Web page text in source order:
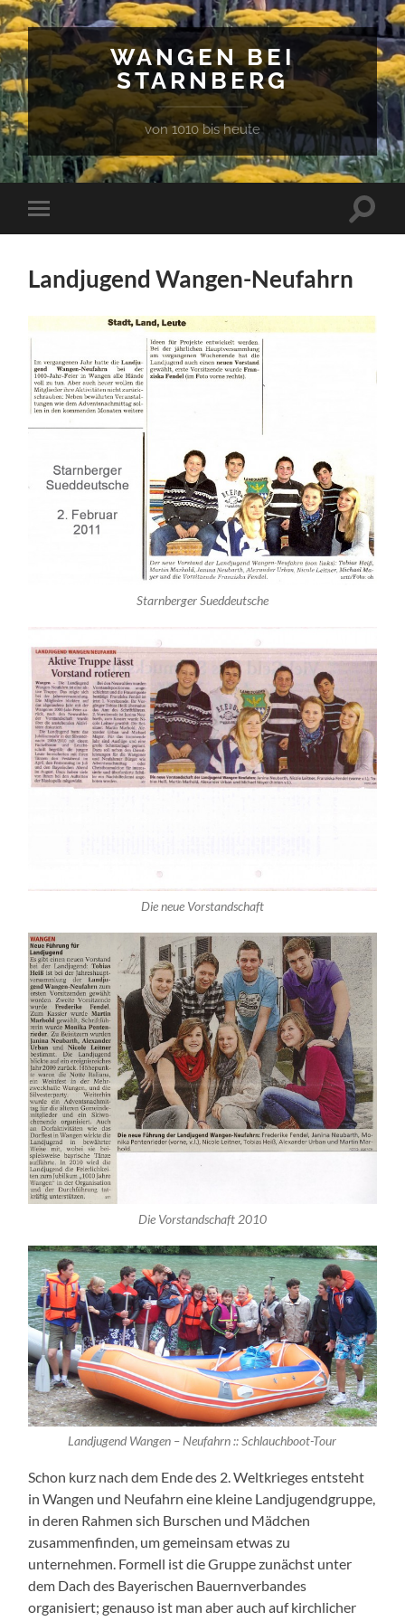
WANGEN BEI
STARNBERG
von 1010 bis heute
Mobile-
Menü
Landjugend Wangen-Neufahrn
Starnberger Sueddeutsche
Die neue Vorstandschaft
Die Vorstandschaft 2010
Landjugend Wangen – Neufahrn :: Schlauchboot-Tour
Schon kurz nach dem Ende des 2. Weltkrieges entsteht
in Wangen und Neufahrn eine kleine Landjugendgruppe,
in deren Rahmen sich Burschen und Mädchen
zusammenfinden, um gemeinsam etwas zu
unternehmen. Formell ist die Gruppe zunächst unter
dem Dach des Bayerischen Bauernverbandes
organisiert; genauso ist man aber auch auf kirchlicher